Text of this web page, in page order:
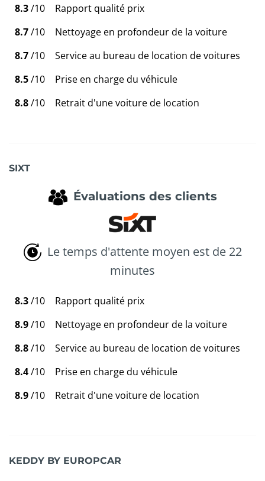
8.3/10
Rapport qualité prix
8.7/10
Nettoyage en profondeur de la voiture
8.7/10
Service au bureau de location de voitures
8.5/10
Prise en charge du véhicule
8.8/10 Retrait d'une voiture de location
SIXT
Évaluations des clients
Le temps d'attente moyen est de 22
minutes
8.3/10
Rapport qualité prix
8.9/10
Nettoyage en profondeur de la voiture
8.8/10
Service au bureau de location de voitures
8.4/10
Prise en charge du véhicule
8.9/10 Retrait d'une voiture de location
KEDDY BY EUROPCAR